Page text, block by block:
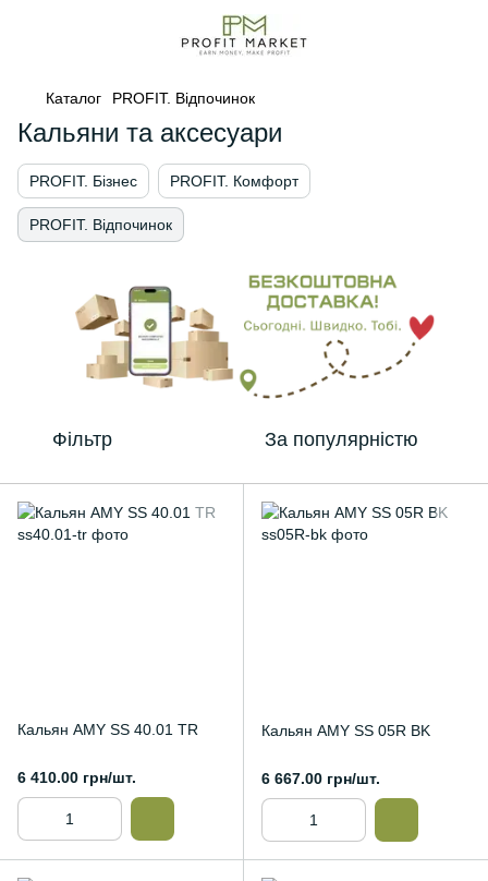
Каталог PROFIT. Відпочинок
Кальяни та аксесуари
PROFIT. Бізнес PROFIT. Комфорт
PROFIT. Відпочинок
Фільтр За популярністю
Кальян AMY SS 40.01 TR
6 410.00 грн/шт.
Кальян AMY SS 05R BK
6 667.00 грн/шт.